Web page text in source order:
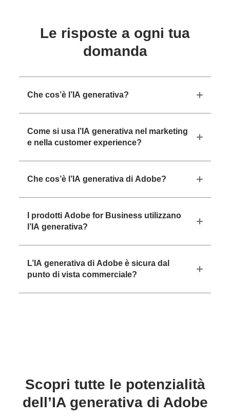
Le risposte a ogni tua
domanda
Che cos’è l’IA generativa?
Come si usa l’IA generativa nel marketing
e nella customer experience?
Che cos’è l’IA generativa di Adobe?
I prodotti Adobe for Business utilizzano
l’IA generativa?
L’IA generativa di Adobe è sicura dal
punto di vista commerciale?
Scopri tutte le potenzialità
dell’IA generativa di Adobe